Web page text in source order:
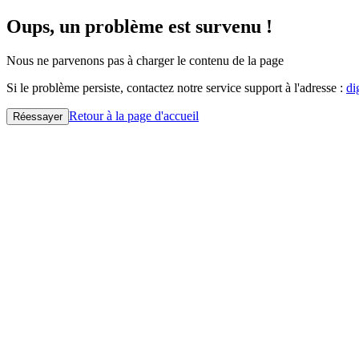
Oups, un problème est survenu !
Nous ne parvenons pas à charger le contenu de la page
Si le problème persiste, contactez notre service support à l'adresse :
Réessayer Retour à la page d'accueil